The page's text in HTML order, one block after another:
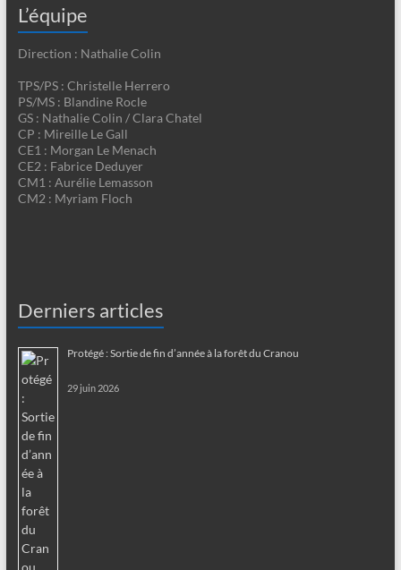
L’équipe
Direction : Nathalie Colin
TPS/PS : Christelle Herrero
PS/MS : Blandine Rocle
GS : Nathalie Colin / Clara Chatel
CP : Mireille Le Gall
CE1 : Morgan Le Menach
CE2 : Fabrice Deduyer
CM1 : Aurélie Lemasson
CM2 : Myriam Floch
Derniers articles
Protégé : Sortie de fin d’année à la forêt du Cranou
29 juin 2026